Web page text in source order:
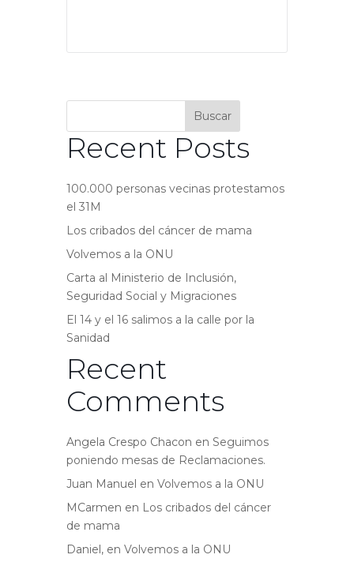
Buscar
Recent Posts
100.000 personas vecinas protestamos
el 31M
Los cribados del cáncer de mama
Volvemos a la ONU
Carta al Ministerio de Inclusión,
Seguridad Social y Migraciones
El 14 y el 16 salimos a la calle por la
Sanidad
Recent
Comments
Angela Crespo Chacon en Seguimos
poniendo mesas de Reclamaciones.
Juan Manuel en Volvemos a la ONU
MCarmen en Los cribados del cáncer
de mama
Daniel, en Volvemos a la ONU